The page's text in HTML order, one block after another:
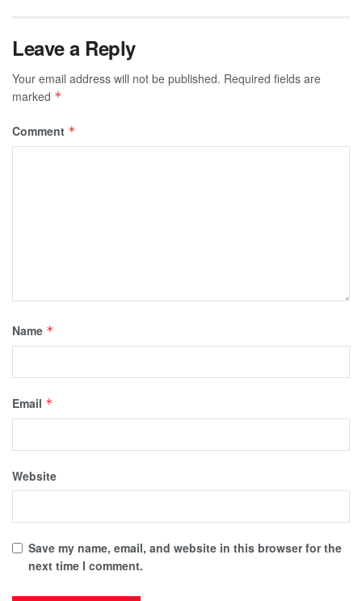
Leave a Reply
Your email address will not be published. Required fields are
marked *
Comment *
Name *
Email *
Website
Save my name, email, and website in this browser for the
next time I comment.